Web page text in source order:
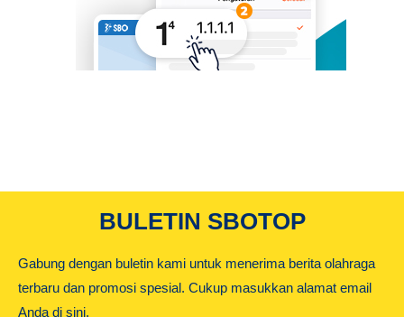
BULETIN SBOTOP
Gabung dengan buletin kami untuk menerima berita olahraga
terbaru dan promosi spesial. Cukup masukkan alamat email
Anda di sini.